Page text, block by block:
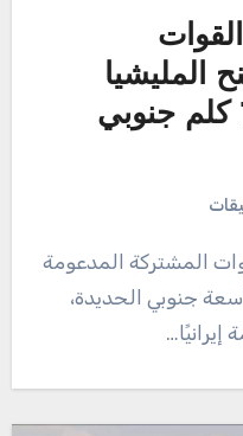
المليشيا
الحوثية أكثر من 100 كلم جنوبي
جنوبي الحديدة،